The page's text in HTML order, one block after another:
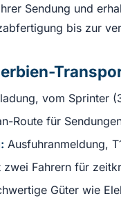
Sendung und
bis zur
vom Sprinter
Route für
Ausfuhranmeldung,
zwei Fahrern für
Güter wie